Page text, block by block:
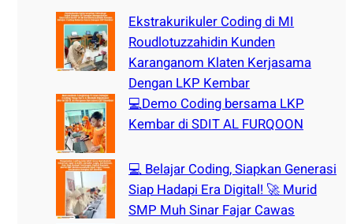
Ekstrakurikuler Coding di MI
Roudlotuzzahidin Kunden
Karanganom Klaten Kerjasama
Dengan LKP Kembar
💻Demo Coding bersama LKP
Kembar di SDIT AL FURQOON
💻 Belajar Coding, Siapkan Generasi
Siap Hadapi Era Digital! 🚀 Murid
SMP Muh Sinar Fajar Cawas